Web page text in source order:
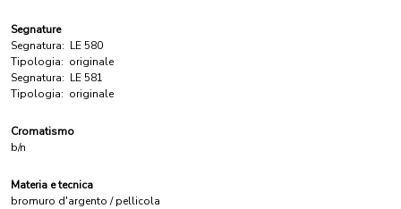
Segnature
Segnatura: LE 580
Tipologia: originale
Segnatura: LE 581
Tipologia: originale
Cromatismo
b/n
Materia e tecnica
bromuro d'argento / pellicola